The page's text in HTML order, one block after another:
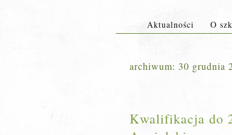
Aktualności O
archiwum: 30 grudnia
Kwalifikacja do